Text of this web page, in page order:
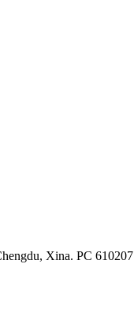
Xina. PC 610207